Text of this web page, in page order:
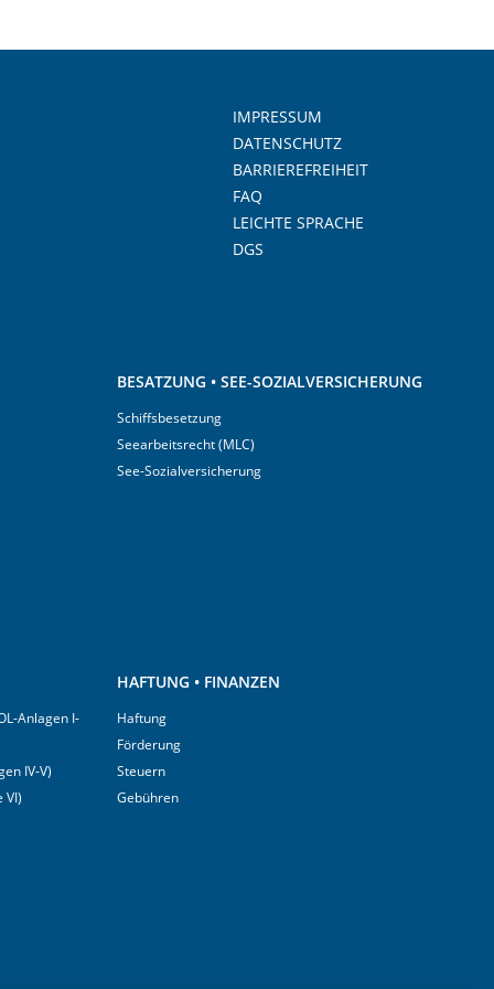
IMPRESSUM
DATENSCHUTZ
BARRIEREFREIHEIT
FAQ
LEICHTE SPRACHE
DGS
BESATZUNG • SEE-SOZIALVERSICHERUNG
Schiffsbesetzung
Seearbeitsrecht (MLC)
See-Sozialversicherung
Anlagen I-
IV-V)
VI)
HAFTUNG • FINANZEN
Haftung
Förderung
Steuern
Gebühren